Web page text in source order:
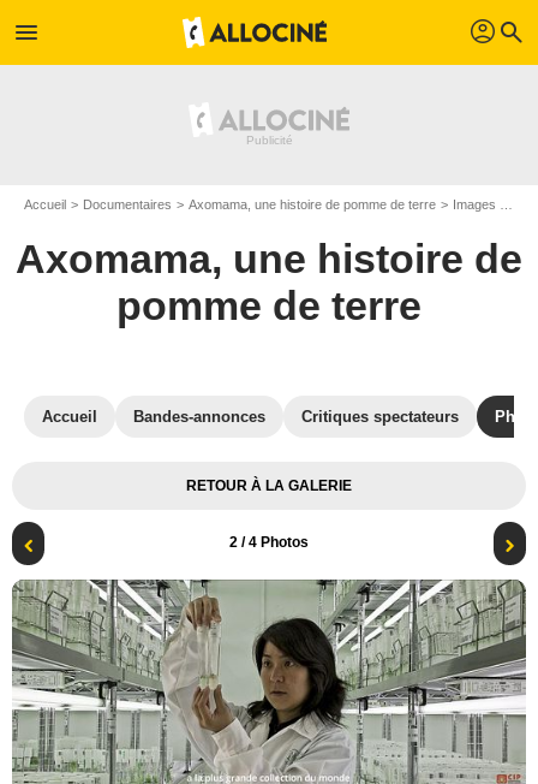
menu profil search
Accueil Documentaires Axomama, une histoire de pomme de terre Images du documentaire Axomama, une histoire de pomme de terre
Axomama, une histoire de
pomme de terre
Accueil Bandes-annonces Critiques spectateurs
RETOUR À LA GALERIE
2 / 4 Photos